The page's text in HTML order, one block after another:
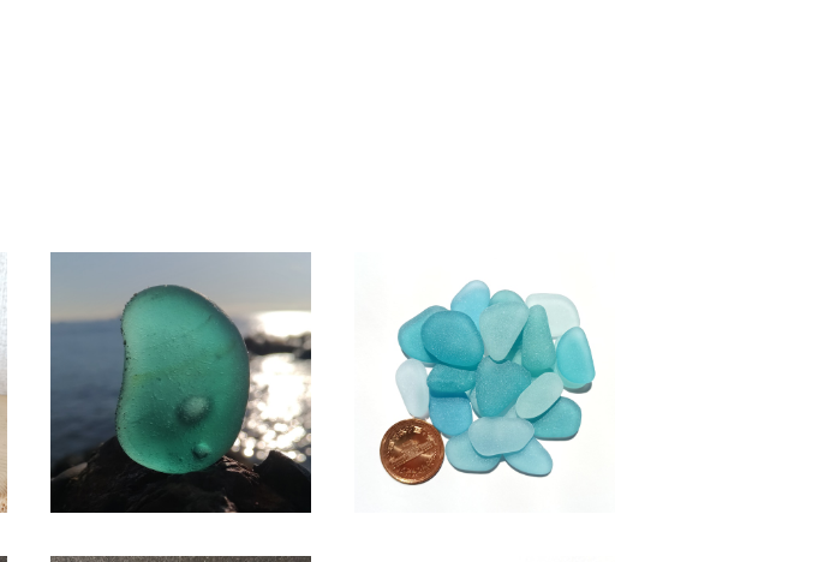
SC-118 コレクション用 シーグ
ラス（気泡入り）
¥2,150
SS-511(2～2.5cm/クラフト
用)水色系シーグラス素材
¥600
SOLD OUT